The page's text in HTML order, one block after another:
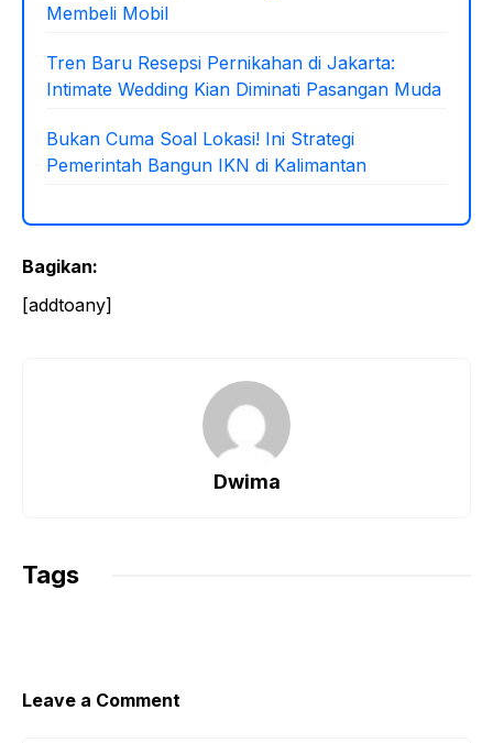
Membeli Mobil
Tren Baru Resepsi Pernikahan di Jakarta:
Intimate Wedding Kian Diminati Pasangan Muda
Bukan Cuma Soal Lokasi! Ini Strategi
Pemerintah Bangun IKN di Kalimantan
Bagikan:
[addtoany]
Dwima
Tags
Leave a Comment